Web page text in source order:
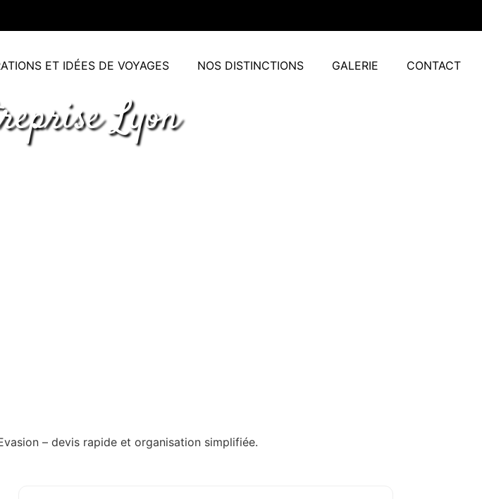
ET IDÉES DE VOYAGES NOS DISTINCTIONS GALERIE CONTACT
Lyon
– devis rapide et organisation simplifiée.